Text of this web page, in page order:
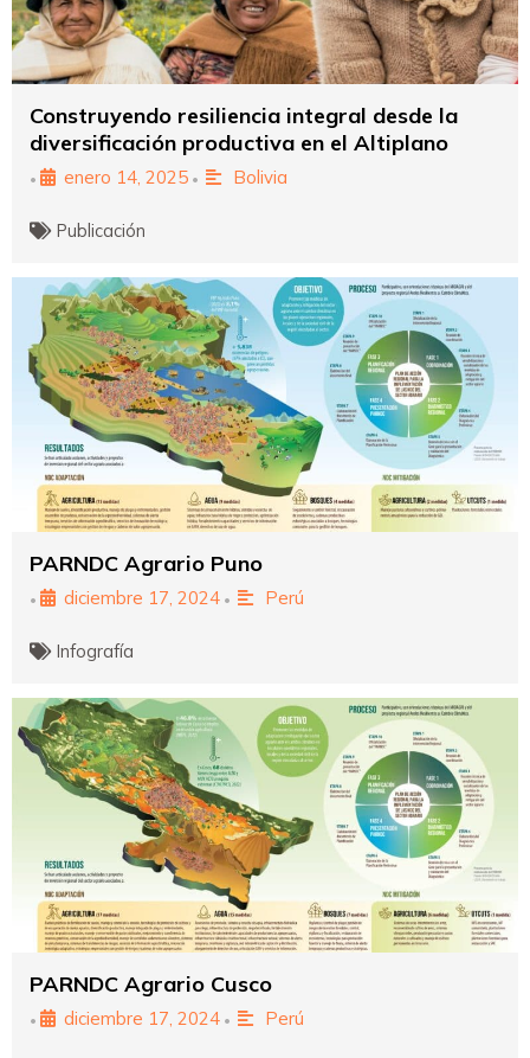
Construyendo resiliencia integral desde la
diversificación productiva en el Altiplano
• enero 14, 2025 • Bolivia
Publicación
PARNDC Agrario Puno
• diciembre 17, 2024 • Perú
Infografía
PARNDC Agrario Cusco
• diciembre 17, 2024 • Perú